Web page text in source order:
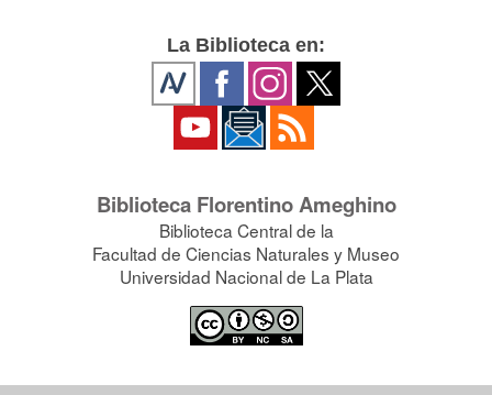
La Biblioteca en:
Biblioteca Florentino Ameghino
Biblioteca Central de la
Facultad de Ciencias Naturales y Museo
Universidad Nacional de La Plata